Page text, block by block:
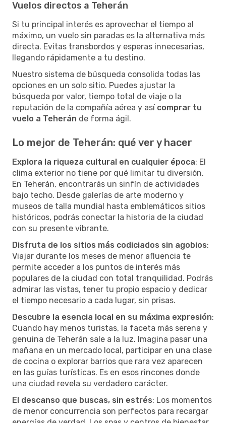
Vuelos directos a Teherán
Si tu principal interés es aprovechar el tiempo al
máximo, un vuelo sin paradas es la alternativa más
directa. Evitas transbordos y esperas innecesarias,
llegando rápidamente a tu destino.
Nuestro sistema de búsqueda consolida todas las
opciones en un solo sitio. Puedes ajustar la
búsqueda por valor, tiempo total de viaje o la
reputación de la compañía aérea y así comprar tu
vuelo a Teherán de forma ágil.
Lo mejor de Teherán: qué ver y hacer
Explora la riqueza cultural en cualquier época: El
clima exterior no tiene por qué limitar tu diversión.
En Teherán, encontrarás un sinfín de actividades
bajo techo. Desde galerías de arte moderno y
museos de talla mundial hasta emblemáticos sitios
históricos, podrás conectar la historia de la ciudad
con su presente vibrante.
Disfruta de los sitios más codiciados sin agobios:
Viajar durante los meses de menor afluencia te
permite acceder a los puntos de interés más
populares de la ciudad con total tranquilidad. Podrás
admirar las vistas, tener tu propio espacio y dedicar
el tiempo necesario a cada lugar, sin prisas.
Descubre la esencia local en su máxima expresión:
Cuando hay menos turistas, la faceta más serena y
genuina de Teherán sale a la luz. Imagina pasar una
mañana en un mercado local, participar en una clase
de cocina o explorar barrios que rara vez aparecen
en las guías turísticas. Es en esos rincones donde
una ciudad revela su verdadero carácter.
El descanso que buscas, sin estrés: Los momentos
de menor concurrencia son perfectos para recargar